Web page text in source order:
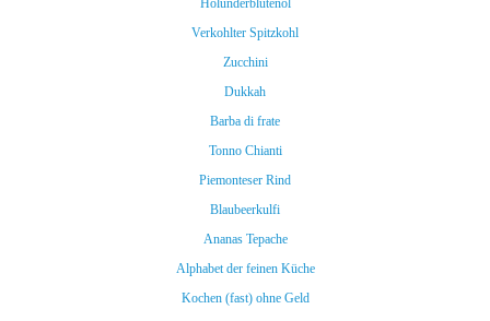
Holunderblütenöl
Verkohlter Spitzkohl
Zucchini
Dukkah
Barba di frate
Tonno Chianti
Piemonteser Rind
Blaubeerkulfi
Ananas Tepache
Alphabet der feinen Küche
Kochen (fast) ohne Geld